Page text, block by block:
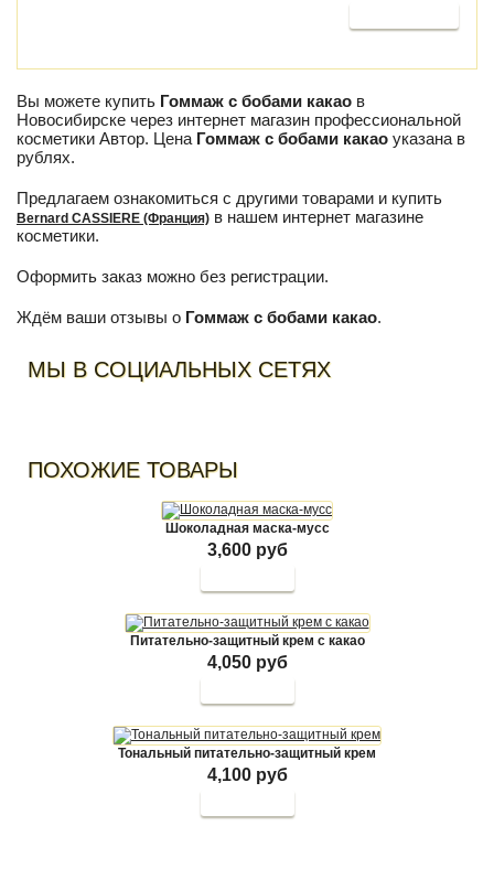
Вы можете купить Гоммаж с бобами какао в
Новосибирске через интернет магазин профессиональной
косметики Автор. Цена Гоммаж с бобами какао указана в
рублях.
Предлагаем ознакомиться с другими товарами и купить
Bernard CASSIERE (Франция) в нашем интернет магазине
косметики.
Оформить заказ можно без регистрации.
Ждём ваши отзывы о Гоммаж с бобами какао.
МЫ В СОЦИАЛЬНЫХ СЕТЯХ
ПОХОЖИЕ ТОВАРЫ
Шоколадная маска-мусс
3,600 руб
Питательно-защитный крем с какао
4,050 руб
Тональный питательно-защитный крем
4,100 руб